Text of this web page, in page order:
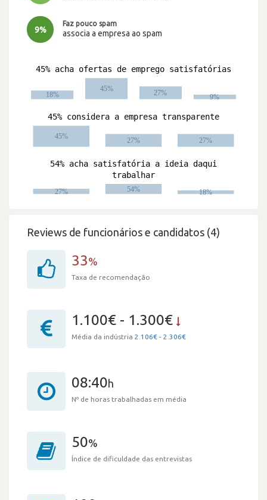
9%
Faz pouco spam
associa a empresa ao spam
Reviews de funcionários e candidatos (4)
33%
Taxa de recomendação
1.100€ - 1.300€
Média da indústria 2.106€ - 2.306€
08:40h
Nº de horas trabalhadas em média
50%
Índice de dificuldade das entrevistas